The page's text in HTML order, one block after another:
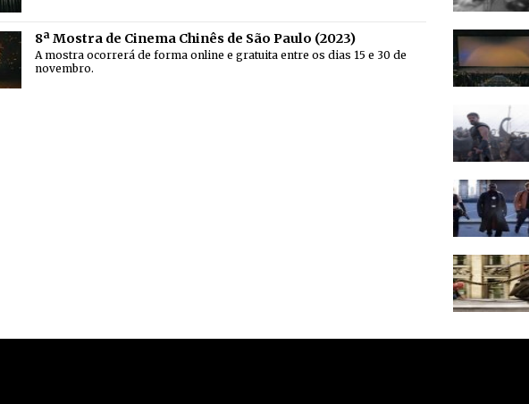
8ª Mostra de Cinema Chinês de São Paulo (2023)
A mostra ocorrerá de forma online e gratuita entre os dias 15 e 30 de
novembro.